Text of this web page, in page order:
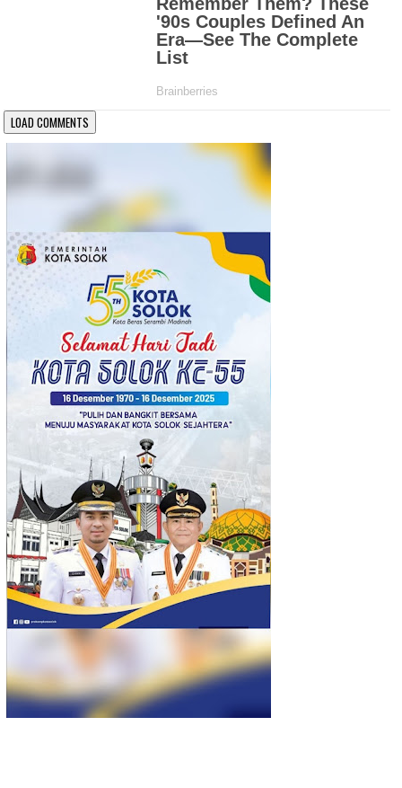
LOAD COMMENTS